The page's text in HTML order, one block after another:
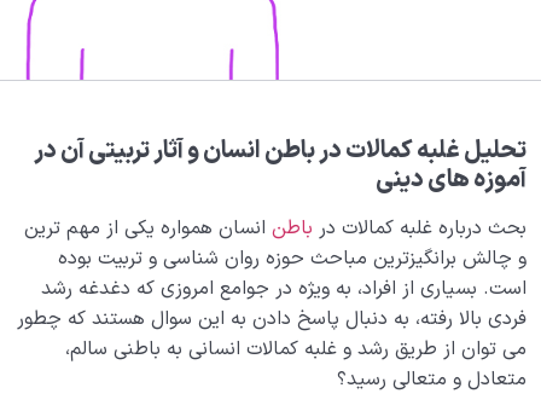
بلوغ کودک عزیز روان 0/8
قضا و قدر و اختیار 0/13
ابتلاء و امتحان در زندگی
شیطان دشمن آشکار 0/14
بیماری‌های پنهان روح 0/15
شناخت بهشت و جهنم
تحلیل غلبه کمالات در باطن انسان و آثار تربیتی آن در
آموزه های دینی
بحث درباره غلبه کمالات در باطن انسان همواره یکی از مهم ترین
و چالش برانگیزترین مباحث حوزه روان شناسی و تربیت بوده
است. بسیاری از افراد، به ویژه در جوامع امروزی که دغدغه رشد
فردی بالا رفته، به دنبال پاسخ دادن به این سوال هستند که چطور
می توان از طریق رشد و غلبه کمالات انسانی به باطنی سالم،
متعادل و متعالی رسید؟